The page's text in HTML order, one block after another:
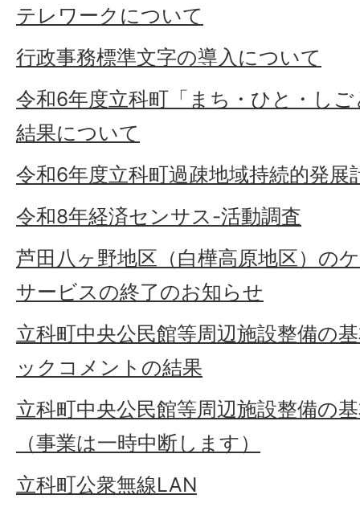
テレワークについて
行政事務標準文字の導入について
令和6年度立科町「まち・ひと・し
結果について
令和6年度立科町過疎地域持続的発
令和8年経済センサス-活動調査
芦田八ヶ野地区（白樺高原地区）の
サービスの終了のお知らせ
立科町中央公民館等周辺施設整備の
ックコメントの結果
立科町中央公民館等周辺施設整備の
（事業は一時中断します）
立科町公衆無線LAN